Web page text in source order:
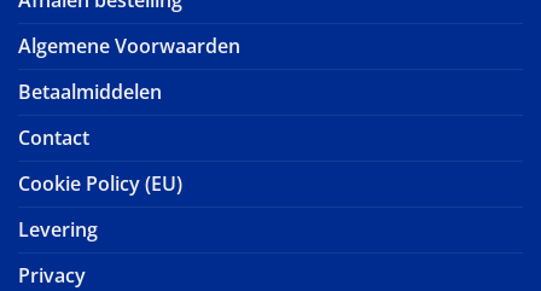
Algemene Voorwaarden
Betaalmiddelen
Contact
Cookie Policy (EU)
Levering
Privacy